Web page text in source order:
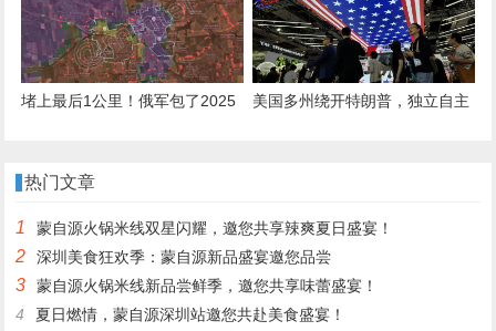
宫面谈！
堵上最后1公里！俄军包了2025
红军城
美国多州绕开特朗普，独立自主
热门文章
1 蒙自源火锅米线双星闪耀，邀您共享辣爽夏日盛宴！
2 深圳美食狂欢季：蒙自源新品盛宴邀您品尝
3
蒙自源火锅米线新品尝鲜季，邀您共享味蕾盛宴！
4
夏日燃情，蒙自源深圳站邀您共赴美食盛宴！